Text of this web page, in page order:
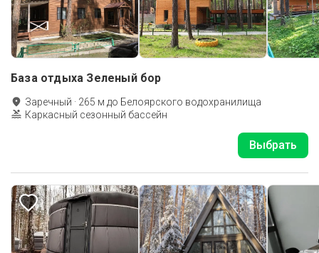
База отдыха Зеленый бор
Заречный · 265 м до Белоярского водохранилища
Каркасный сезонный бассейн
Выбрать